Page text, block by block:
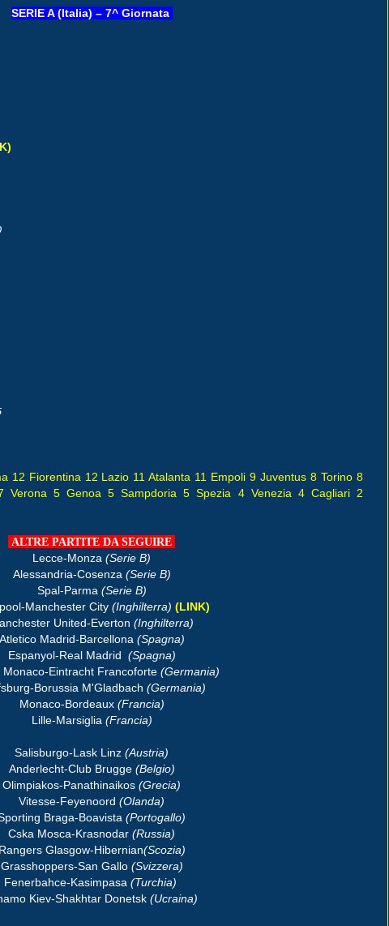
SERIE A (Italia) – 7^ Giornata
12 Fiorentina 12 Lazio 11 Atalanta 11 Empoli 9 Juventus 8 Torino 8
Verona 5 Genoa 5 Sampdoria 5 Spezia 4 Venezia 4 Cagliari 2
ALTRE PARTITE DA SEGUIRE
Lecce-Monza (Serie B)
Alessandria-Cosenza (Serie B)
Spal-Parma (Serie B)
Manchester City (Inghilterra) (LINK)
United-Everton (Inghilterra)
Atletico Madrid-Barcellona (Spagna)
Espanyol-Real Madrid (Spagna)
Monaco-Eintracht Francoforte (Germania)
Borussia M'Gladbach (Germania)
Monaco-Bordeaux (Francia)
Lille-Marsiglia (Francia)
Salisburgo-Lask Linz (Austria)
Anderlecht-Club Brugge(Belgio)
Olimpiakos-Panathinaikos (Grecia)
Vitesse-Feyenoord (Olanda)
Braga-Boavista (Portogallo)
Cska Mosca-Krasnodar (Russia)
Rangers Glasgow-Hibernian(Scozia)
Grasshoppers-San Gallo(Svizzera)
Fenerbahce-Kasimpasa (Turchia)
Kiev-Shakhtar Donetsk (Ucraina)